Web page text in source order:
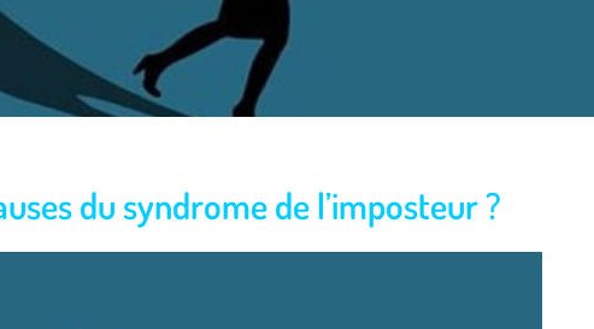
du syndrome de l’imposteur ?